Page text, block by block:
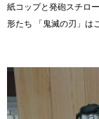
紙コップと発砲スチロ
形たち 「鬼滅の刃」は